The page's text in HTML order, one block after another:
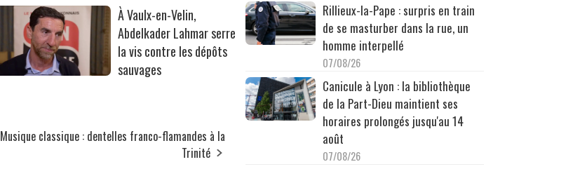
À Vaulx-en-Velin,
Abdelkader Lahmar serre
la vis contre les dépôts
sauvages
Musique classique : dentelles franco-flamandes à la
Trinité
Rillieux-la-Pape : surpris en train
de se masturber dans la rue, un
homme interpellé
07/08/26
Canicule à Lyon : la bibliothèque
de la Part-Dieu maintient ses
horaires prolongés jusqu'au 14
août
07/08/26